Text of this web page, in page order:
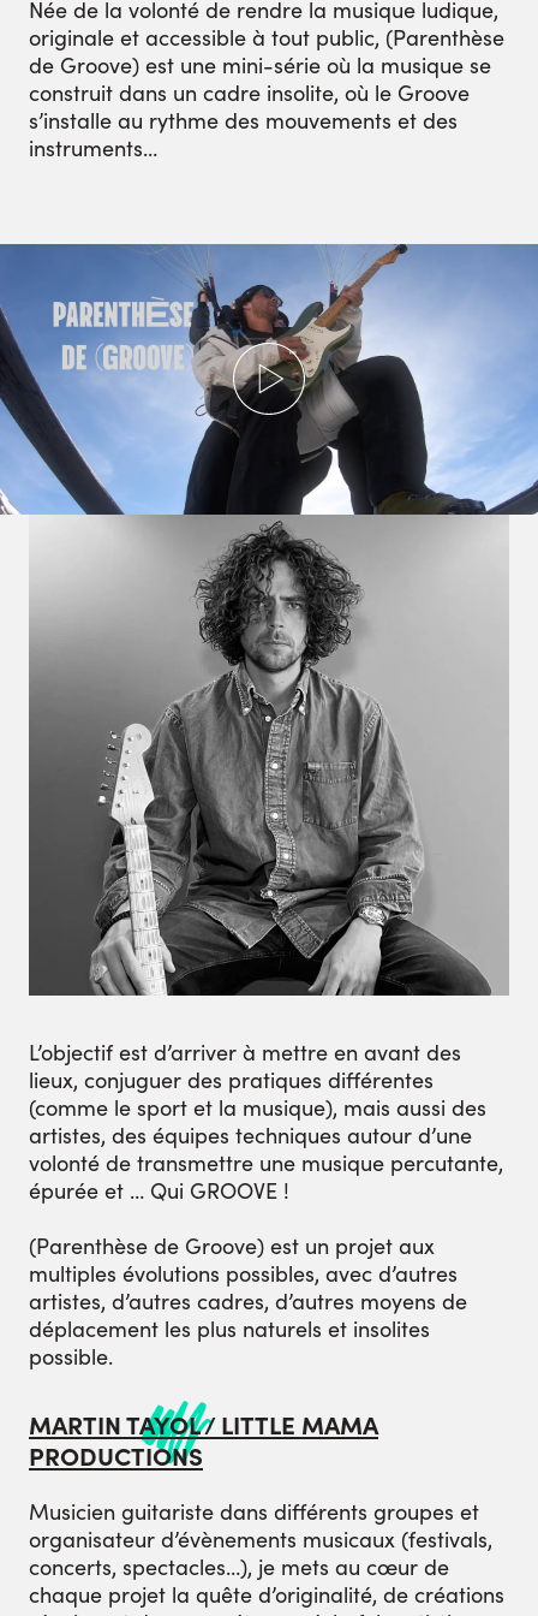
Née de la volonté de rendre la musique ludique,
originale et accessible à tout public, (Parenthèse
de Groove) est une mini-série où la musique se
construit dans un cadre insolite, où le Groove
s’installe au rythme des mouvements et des
instruments…
L’objectif est d’arriver à mettre en avant des
lieux, conjuguer des pratiques différentes
(comme le sport et la musique), mais aussi des
artistes, des équipes techniques autour d’une
volonté de transmettre une musique percutante,
épurée et … Qui GROOVE !
(Parenthèse de Groove) est un projet aux
multiples évolutions possibles, avec d’autres
artistes, d’autres cadres, d’autres moyens de
déplacement les plus naturels et insolites
possible.
MARTIN TAYOL / LITTLE MAMA
PRODUCTIONS
Musicien guitariste dans différents groupes et
organisateur d’évènements musicaux (festivals,
concerts, spectacles…), je mets au cœur de
chaque projet la quête d’originalité, de créations